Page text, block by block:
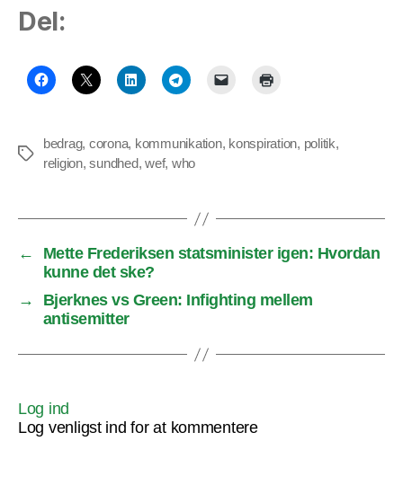
Del:
Tags
bedrag, corona, kommunikation, konspiration, politik,
religion,sundhed,wef, who
←
Mette Frederiksen statsminister igen: Hvordan
kunne det ske?
→
Bjerknes vs Green: Infighting mellem
antisemitter
Log ind
Log venligst ind for at kommentere